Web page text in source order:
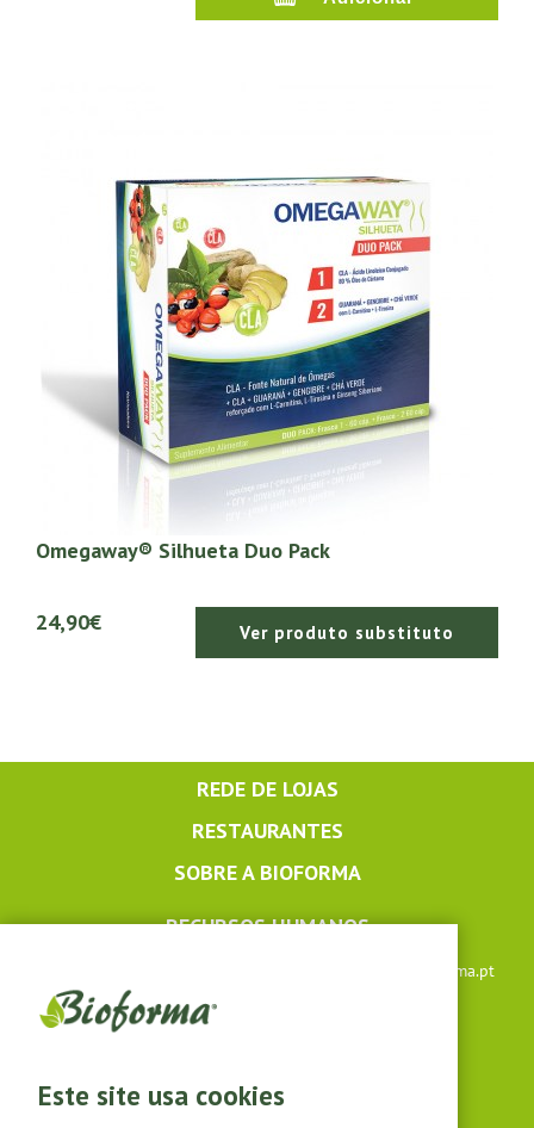
Este site usa cookies
Omegaway® Silhueta Duo Pack
24,90€ Ver produto substituto
REDE DE LOJAS
RESTAURANTES
SOBRE A BIOFORMA
RECURSOS HUMANOS
lojaonline@bioforma.pt
(dias úteis das 8h30 às 13h e das 14h às 17h30)